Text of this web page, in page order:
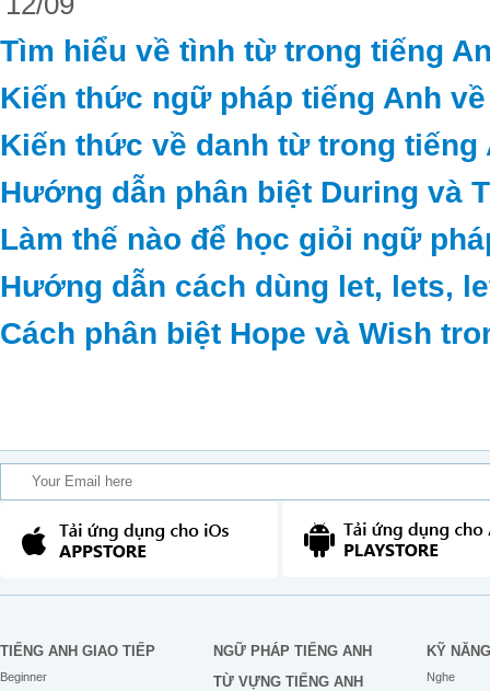
Tìm hiểu về tình từ trong tiếng
Kiến thức ngữ pháp tiếng Anh
Kiến thức về danh từ trong tiếng
Hướng dẫn phân biệt During và
Làm thế nào để học giỏi ngữ
Hướng dẫn cách dùng let, lets,
Cách phân biệt Hope và Wish
TIẾNG ANH GIAO TIẾP
Beginner
NGỮ PHÁP TIẾNG ANH
TỪ VỰNG TIẾNG ANH
KỸ NĂNG
Nghe